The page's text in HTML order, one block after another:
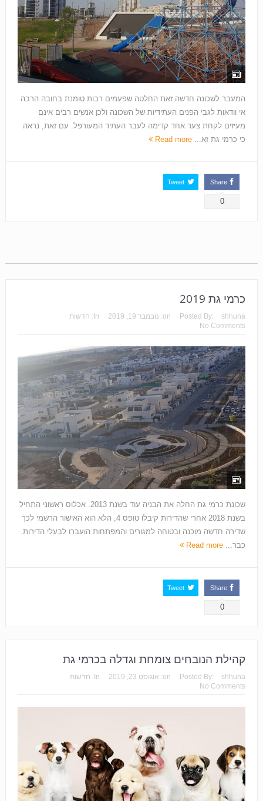
המעבר לשכונה חדשה זאת החלטה שפעמים רבות טומנת בחובה הרבה
אי וודאות לגבי הפנים העתידיות של השכונה ולכן אנשים רבים אינם
מעיזים לקחת צעד אחד קדימה לעבר העתיד המעורפל. עם זאת, נראה
כי כרמי גת זא... Read more
Share
0
Tweet
כרמי גת 2019
Posted By: shhuna
on: נובמבר 19, 2019 In:
חדשות
No Comments
שכונת כרמי גת החלה את הבניה עוד בשנת 2013. אכלוס ראשוני התחיל
בשנת 2018 אחרי שהדירות קיבלו טופס 4, הלא הוא האישור הרשמי לכך
שדירה חדשה מוכנה ובטוחה למגורים והמפתחות הועברו לבעלי הדירות.
כבר... Read more
Share
0
Tweet
קהילת הנובחים צומחת וגדלה בכרמי גת
Posted By: shhuna
on: אוגוסט 23, 2019 In:
חדשות
No Comments